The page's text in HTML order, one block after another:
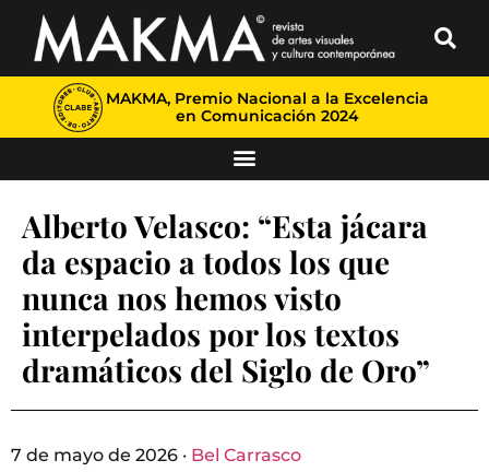
MAKMA, Premio Nacional a la Excelencia
en Comunicación 2024
Alberto Velasco: “Esta jácara
da espacio a todos los que
nunca nos hemos visto
interpelados por los textos
dramáticos del Siglo de Oro”
7 de mayo de 2026 · Bel Carrasco